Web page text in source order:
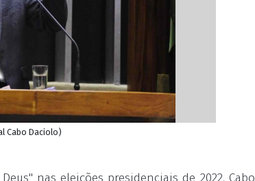
Cabo Daciolo)
nas eleições presidenciais de 2022. Cabo